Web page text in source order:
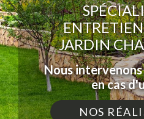
JARDIN
Nous
en cas
NOS